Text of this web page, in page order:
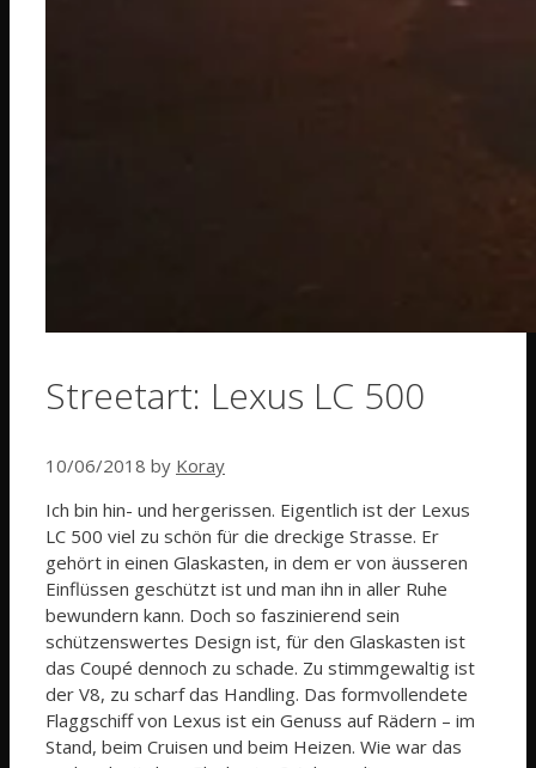
Streetart: Lexus LC 500
10/06/2018 by Koray
Ich bin hin- und hergerissen. Eigentlich ist der Lexus
LC 500 viel zu schön für die dreckige Strasse. Er
gehört in einen Glaskasten, in dem er von äusseren
Einflüssen geschützt ist und man ihn in aller Ruhe
bewundern kann. Doch so faszinierend sein
schützenswertes Design ist, für den Glaskasten ist
das Coupé dennoch zu schade. Zu stimmgewaltig ist
der V8, zu scharf das Handling. Das formvollendete
Flaggschiff von Lexus ist ein Genuss auf Rädern – im
Stand, beim Cruisen und beim Heizen. Wie war das